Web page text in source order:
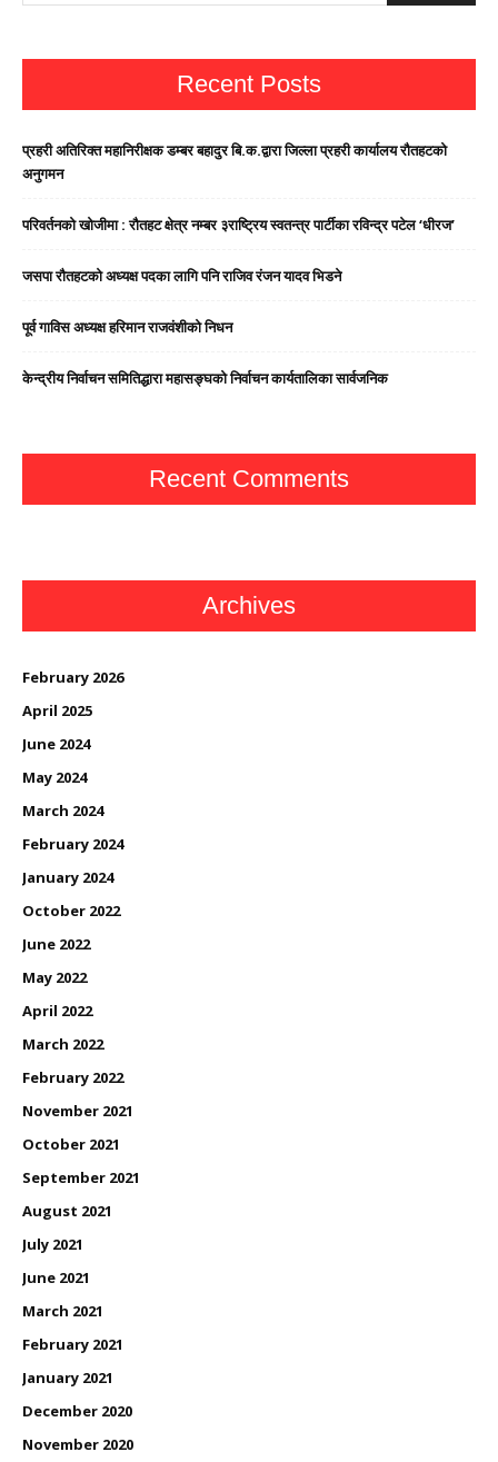
Recent Posts
प्रहरी अतिरिक्त महानिरीक्षक डम्बर बहादुर बि.क.द्वारा जिल्ला प्रहरी कार्यालय रौतहटको
अनुगमन
परिवर्तनको खोजीमा : रौतहट क्षेत्र नम्बर ३राष्ट्रिय स्वतन्त्र पार्टीका रविन्द्र पटेल ‘धीरज’
जसपा राैतहटको अध्यक्ष पदका लागि पनि राजिव रंजन यादव भिडने
पूर्व गाविस अध्यक्ष हरिमान राजवंशीको निधन
केन्द्रीय निर्वाचन समितिद्धारा महासङ्घको निर्वाचन कार्यतालिका सार्वजनिक
Recent Comments
Archives
February 2026
April 2025
June 2024
May 2024
March 2024
February 2024
January 2024
October 2022
June 2022
May 2022
April 2022
March 2022
February 2022
November 2021
October 2021
September 2021
August 2021
July 2021
June 2021
March 2021
February 2021
January 2021
December 2020
November 2020